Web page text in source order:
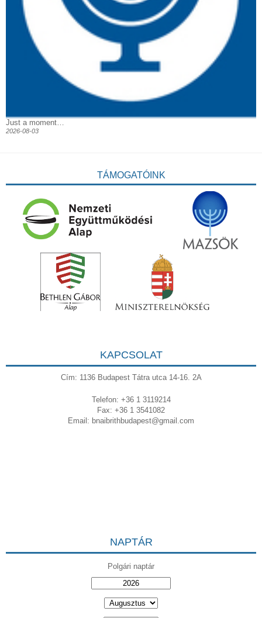
Just a moment…
2026-08-03
TÁMOGATÓINK
KAPCSOLAT
Cím: 1136 Budapest Tátra utca 14-16. 2A
Telefon: +36 1 3119214
Fax: +36 1 3541082
Email: bnaibrithbudapest@gmail.com
NAPTÁR
Polgári naptár